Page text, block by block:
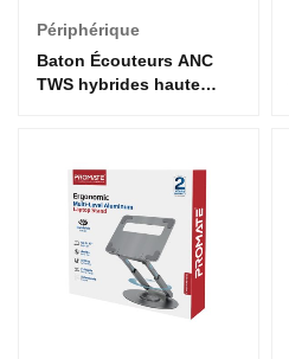
Périphérique
Baton Écouteurs ANC
TWS hybrides haute